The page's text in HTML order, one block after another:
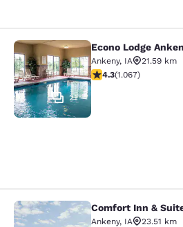
Econo Lodge Ankeny
21
Econo Lodge
Ankeny, IA
21.59 km
classificação 4.32
4.3(1.067)
Comfort Inn &
Comfort Inn &
Ankeny, IA
23.51 km